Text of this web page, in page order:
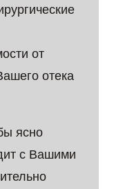
от
отека
ясно
с Вашими